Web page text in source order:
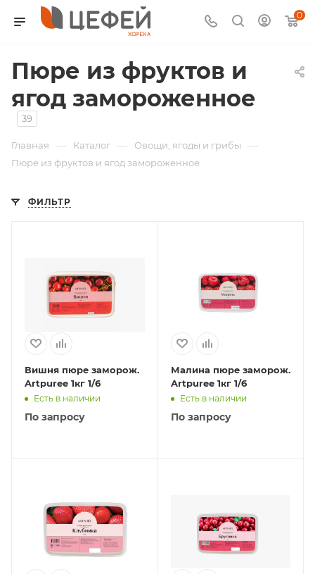
0
Пюре из фруктов и
ягод замороженное
39
Главная — Каталог — Овощи, ягоды и грибы —
Пюре из фруктов и ягод замороженное
ФИЛЬТР
Вишня пюре заморож.
Artpuree 1кг 1/6
Есть в наличии
По запросу
Малина пюре заморож.
Artpuree 1кг 1/6
Есть в наличии
По запросу